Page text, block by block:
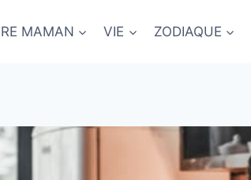
MAMAN VIE ZODIAQUE